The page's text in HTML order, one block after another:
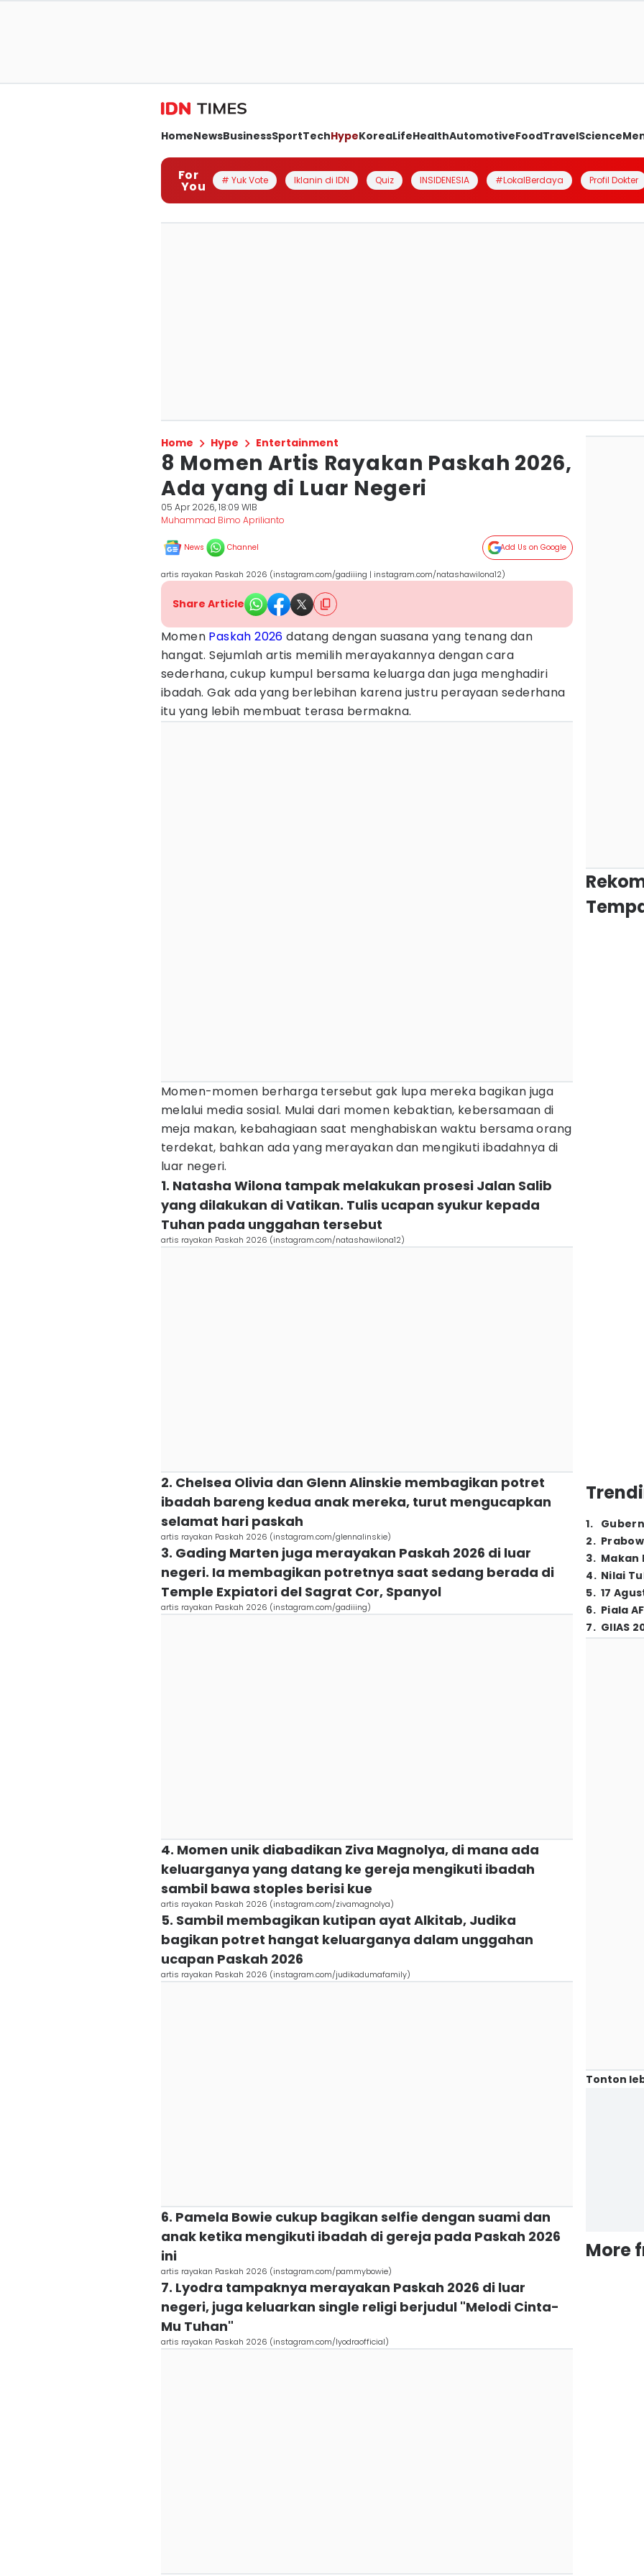
HomeNewsBusinessSportTechHypeKoreaLifeHealthAutomotiveFoodTravelScience
For
You # Yuk Vote Iklanin di IDN Quiz INSIDENESIA #LokalBerdaya Profil Dokter
Home Hype Entertainment
8 Momen Artis Rayakan Paskah 2026,
Ada yang di Luar Negeri
05 Apr 2026, 18:09 WIB
Muhammad Bimo Aprilianto
News Channel Add Us on Google
artis rayakan Paskah 2026 (instagram.com/gadiiing | instagram.com/natashawilona12)
Share Article
Momen Paskah 2026 datang dengan suasana yang tenang dan
hangat. Sejumlah artis memilih merayakannya dengan cara
sederhana, cukup kumpul bersama keluarga dan juga menghadiri
ibadah. Gak ada yang berlebihan karena justru perayaan sederhana
itu yang lebih membuat terasa bermakna.
Momen-momen berharga tersebut gak lupa mereka bagikan juga
melalui media sosial. Mulai dari momen kebaktian, kebersamaan di
meja makan, kebahagiaan saat menghabiskan waktu bersama orang
terdekat, bahkan ada yang merayakan dan mengikuti ibadahnya di
luar negeri.
1. Natasha Wilona tampak melakukan prosesi Jalan Salib
yang dilakukan di Vatikan. Tulis ucapan syukur kepada
Tuhan pada unggahan tersebut
artis rayakan Paskah 2026 (instagram.com/natashawilona12)
2. Chelsea Olivia dan Glenn Alinskie membagikan potret
ibadah bareng kedua anak mereka, turut mengucapkan
selamat hari paskah
artis rayakan Paskah 2026 (instagram.com/glennalinskie)
3. Gading Marten juga merayakan Paskah 2026 di luar
negeri. Ia membagikan potretnya saat sedang berada di
Temple Expiatori del Sagrat Cor, Spanyol
artis rayakan Paskah 2026 (instagram.com/gadiiing)
4. Momen unik diabadikan Ziva Magnolya, di mana ada
keluarganya yang datang ke gereja mengikuti ibadah
sambil bawa stoples berisi kue
artis rayakan Paskah 2026 (instagram.com/zivamagnolya)
5. Sambil membagikan kutipan ayat Alkitab, Judika
bagikan potret hangat keluarganya dalam unggahan
ucapan Paskah 2026
artis rayakan Paskah 2026 (instagram.com/judikadumafamily)
6. Pamela Bowie cukup bagikan selfie dengan suami dan
anak ketika mengikuti ibadah di gereja pada Paskah 2026
ini
artis rayakan Paskah 2026 (instagram.com/pammybowie)
7. Lyodra tampaknya merayakan Paskah 2026 di luar
negeri, juga keluarkan single religi berjudul "Melodi Cinta-
Mu Tuhan"
artis rayakan Paskah 2026 (instagram.com/lyodraofficial)
1.
2.
3. Makan
4. Nilai
5. 17
6. Piala
7. GIIAS
Tonton
More